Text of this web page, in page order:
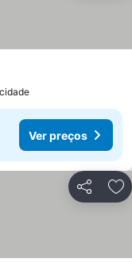
Ver preços
Partilhar